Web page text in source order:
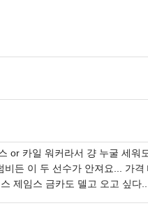
or 카일 워커라서 걍 누굴 세워
든 이 두 선수가 안져요... 가격
제임스 금카도 델고 오고 싶다..